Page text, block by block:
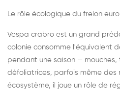
Le rôle écologique du frelon
Vespa crabro est un grand
colonie consomme l'équivalent
pendant une saison — mouches,
défoliatrices, parfois même des
écosystème, il joue un rôle de